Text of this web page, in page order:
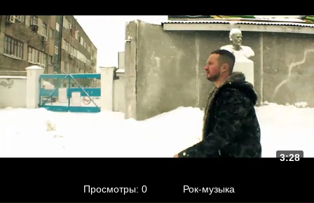
3:28
Просмотры: 0 Рок-музыка